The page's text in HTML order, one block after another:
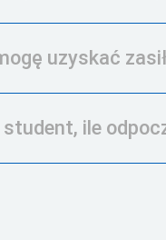
uzyskać
ile